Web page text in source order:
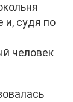
и, судя по
человек